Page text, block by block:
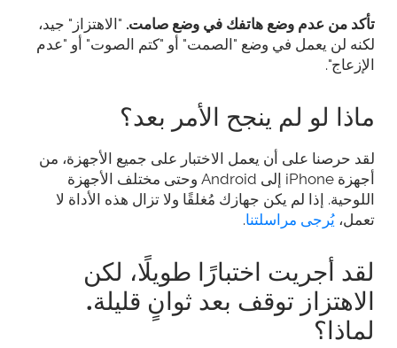
تأكد من عدم وضع هاتفك في وضع صامت. "الاهتزاز" جيد،
لكنه لن يعمل في وضع "الصمت" أو "كتم الصوت" أو "عدم
الإزعاج".
ماذا لو لم ينجح الأمر بعد؟
لقد حرصنا على أن يعمل الاختبار على جميع الأجهزة، من
أجهزة iPhone إلى Android وحتى مختلف الأجهزة
اللوحية. إذا لم يكن جهازك مُغلقًا ولا تزال هذه الأداة لا
تعمل، يُرجى مراسلتنا.
لقد أجريت اختبارًا طويلًا، لكن
الاهتزاز توقف بعد ثوانٍ قليلة.
لماذا؟